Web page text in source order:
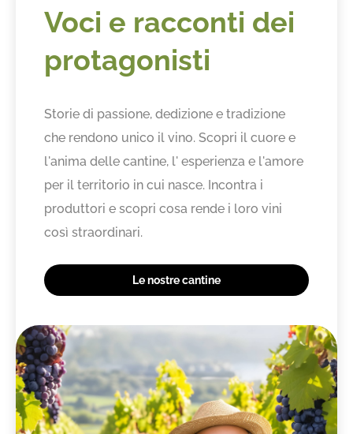
Voci e racconti dei
protagonisti
Storie di passione, dedizione e tradizione
che rendono unico il vino. Scopri il cuore e
l'anima delle cantine, l' esperienza e l'amore
per il territorio in cui nasce. Incontra i
produttori e scopri cosa rende i loro vini
così straordinari.
Le nostre cantine